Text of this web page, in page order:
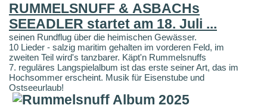
RUMMELSNUFF & ASBACHs
SEEADLER startet am 18. Juli ...
seinen Rundflug über die heimischen Gewässer.
10 Lieder - salzig maritim gehalten im vorderen Feld, im
zweiten Teil wird's tanzbarer. Käpt'n Rummelsnuffs
7. reguläres Langspielalbum ist das erste seiner Art, das im
Hochsommer erscheint. Musik für Eisenstube und
Ostseeurlaub!